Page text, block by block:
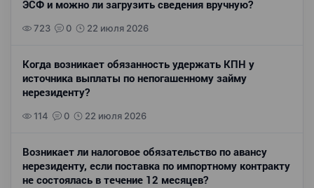
ЭСФ и можно ли загрузить сведения вручную?
723 0 22 июля 2026
Когда возникает обязанность удержать КПН у
источника выплаты по непогашенному займу
нерезиденту?
114 0 22 июля 2026
Возникает ли налоговое обязательство по авансу
нерезиденту, если поставка по импортному контракту
не состоялась в течение 12 месяцев?